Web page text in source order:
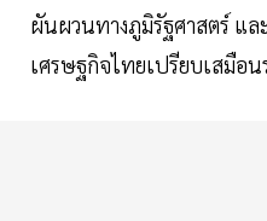
ผันผวนทางภูมิรัฐศาสตร์ แ
เศรษฐกิจไทยเปรียบเสมือน